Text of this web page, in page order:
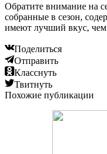
Обратите внимание на
собранные в сезон,
имеют лучший вкус, чем
Поделиться
Отправить
Класснуть
Твитнуть
Похожие публикации